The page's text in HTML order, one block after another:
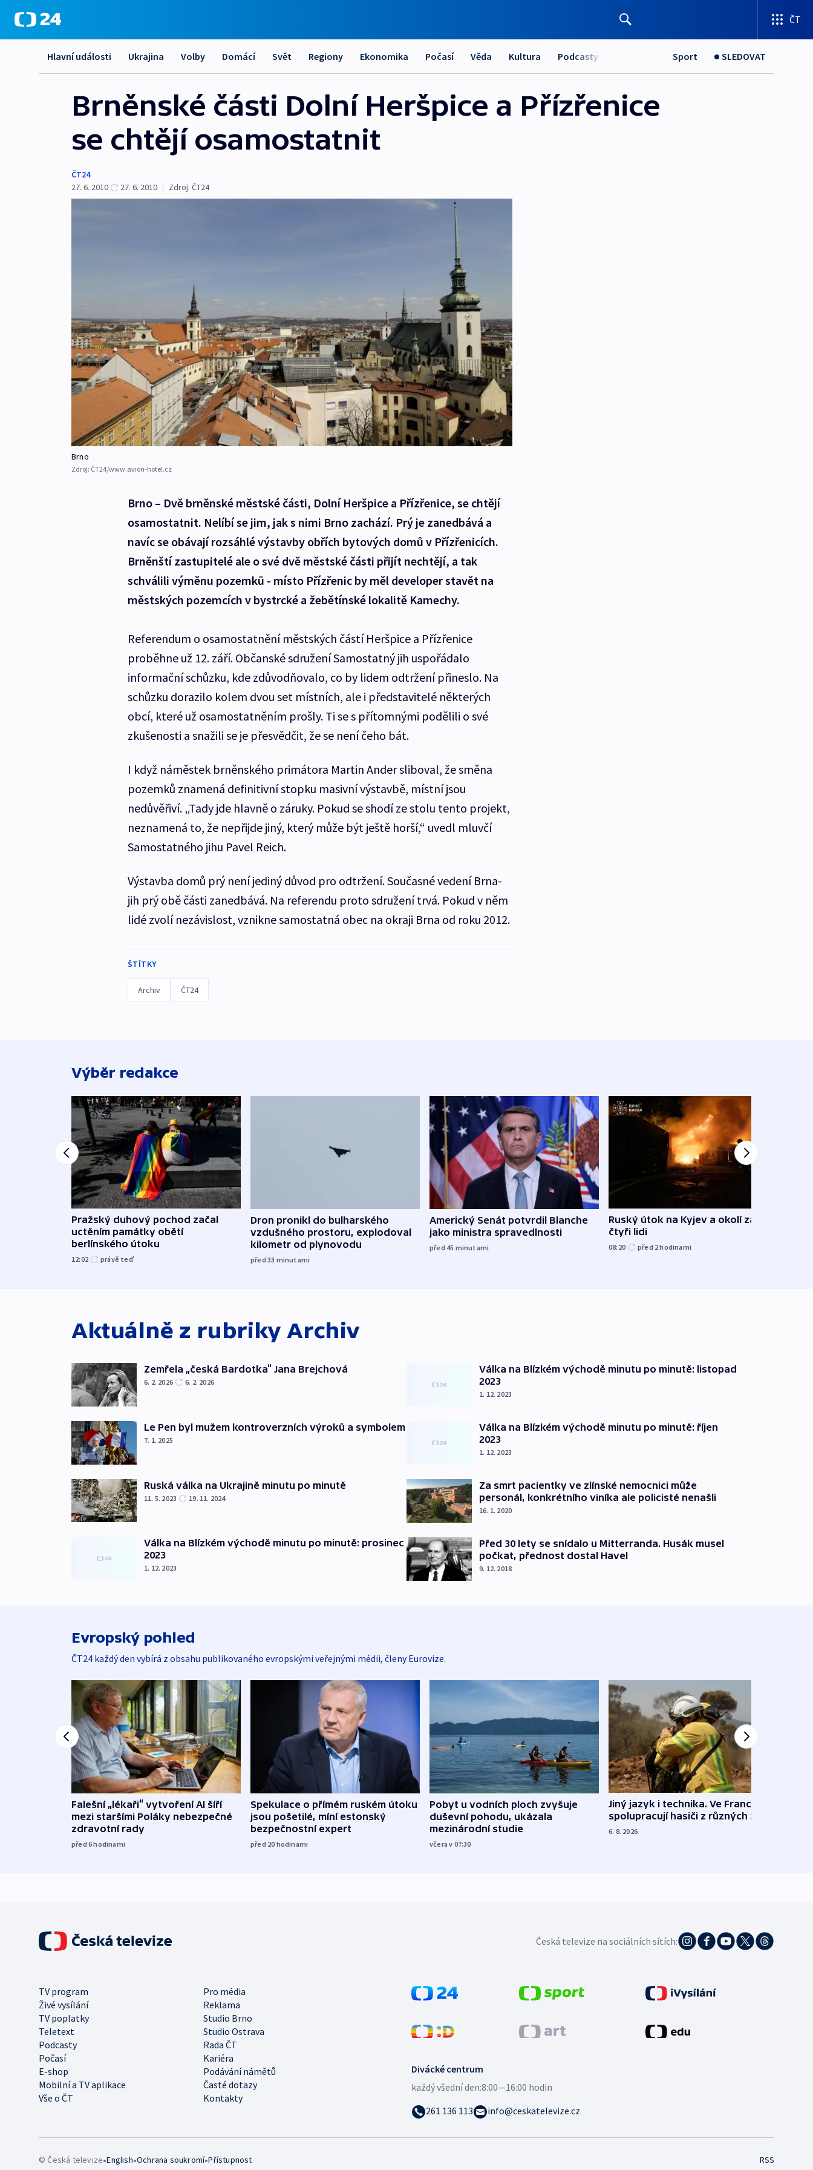
ČT
Hlavní události Ukrajina Volby Domácí Svět Regiony Ekonomika Počasí Věda Kultura Podcasty Sport SLEDOVAT
Brněnské části Dolní Heršpice a Přízřenice
se chtějí osamostatnit
ČT24
27. 6. 2010
27. 6. 2010 | Zdroj: ČT24
Brno
Zdroj: ČT24/www.avion-hotel.cz
Brno – Dvě brněnské městské části, Dolní Heršpice a Přízřenice, se chtějí
osamostatnit. Nelíbí se jim, jak s nimi Brno zachází. Prý je zanedbává a
navíc se obávají rozsáhlé výstavby obřích bytových domů v Přízřenicích.
Brněnští zastupitelé ale o své dvě městské části přijít nechtějí, a tak
schválili výměnu pozemků - místo Přízřenic by měl developer stavět na
městských pozemcích v bystrcké a žebětínské lokalitě Kamechy.
Referendum o osamostatnění městských částí Heršpice a Přízřenice
proběhne už 12. září. Občanské sdružení Samostatný jih uspořádalo
informační schůzku, kde zdůvodňovalo, co by lidem odtržení přineslo. Na
schůzku dorazilo kolem dvou set místních, ale i představitelé některých
obcí, které už osamostatněním prošly. Ti se s přítomnými podělili o své
zkušenosti a snažili se je přesvědčit, že se není čeho bát.
I když náměstek brněnského primátora Martin Ander sliboval, že směna
pozemků znamená definitivní stopku masivní výstavbě, místní jsou
nedůvěřiví. „Tady jde hlavně o záruky. Pokud se shodí ze stolu tento projekt,
neznamená to, že nepřijde jiný, který může být ještě horší,“ uvedl mluvčí
Samostatného jihu Pavel Reich.
Výstavba domů prý není jediný důvod pro odtržení. Současné vedení Brna-
jih prý obě části zanedbává. Na referendu proto sdružení trvá. Pokud v něm
lidé zvolí nezávislost, vznikne samostatná obec na okraji Brna od roku 2012.
ŠTÍTKY
Archiv ČT24
Výběr redakce
Pražský duhový pochod začal
uctěním památky obětí
berlínského útoku
12:02 právě teď
Dron pronikl do bulharského
vzdušného prostoru, explodoval
kilometr od plynovodu
před 33 minutami
Americký Senát potvrdil Blanche
jako ministra spravedlnosti
před 45 minutami
Ruský útok na Kyjev a okolí zabil
čtyři lidi
08:20 před 2hodinami
Aktuálně z rubriky Archiv
Zemřela „česká Bardotka“ Jana Brejchová
6. 2. 2026 6. 2. 2026
Le Pen byl mužem kontroverzních výroků a symbolem
7. 1. 2025
Ruská válka na Ukrajině minutu po minutě
11. 5. 2023 19. 11. 2024
Válka na Blízkém východě minutu po minutě: prosinec
2023
1. 12. 2023
Válka na Blízkém východě minutu po minutě: listopad
2023
1. 12. 2023
Válka na Blízkém východě minutu po minutě: říjen
2023
1. 12. 2023
Za smrt pacientky ve zlínské nemocnici může
personál, konkrétního viníka ale policisté nenašli
16. 1. 2020
Před 30 lety se snídalo u Mitterranda. Husák musel
počkat, přednost dostal Havel
9. 12. 2018
Evropský pohled
ČT24 každý den vybírá z obsahu publikovaného evropskými veřejnými médii, členy Eurovize.
Falešní „lékaři“ vytvoření AI šíří
mezi staršími Poláky nebezpečné
zdravotní rady
před 6hodinami
Spekulace o přímém ruském útoku
jsou pošetilé, míní estonský
bezpečnostní expert
před 20 hodinami
Pobyt u vodních ploch zvyšuje
duševní pohodu, ukázala
mezinárodní studie
včera v 07:30
Jiný jazyk i technika. Ve Francii
spolupracují hasiči z různých zemí
6. 8. 2026
Česká televize na sociálních sítích:
TV program
Pro média
Živé vysílání
Reklama
TV poplatky
Studio Brno
Teletext
Studio Ostrava
Podcasty
Rada ČT
Počasí
Kariéra
E-shop
Podávání námětů
Mobilní a TV aplikace
Časté dotazy
Vše o ČT
Kontakty
Divácké centrum
každý všední den:8:00—16:00 hodin
261 136 113
info@ceskatelevize.cz
© Česká televize•English•Ochrana soukromí•Přístupnost RSS